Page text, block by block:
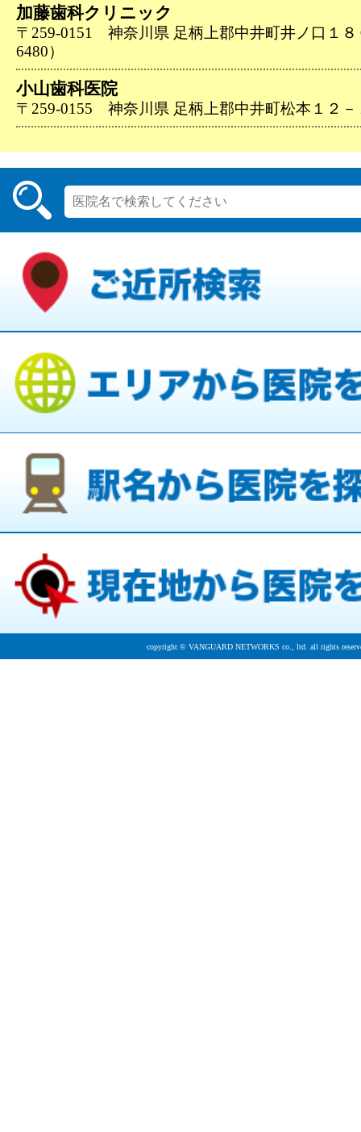
加藤歯科クリニック
〒259-0151 神奈川県 足柄上郡中井町井ノ口１８
6480）
小山歯科医院
〒259-0155 神奈川県 足柄上郡中井町松本１２－
copyright © VANGUARD NETWORKS co., ltd. all rights